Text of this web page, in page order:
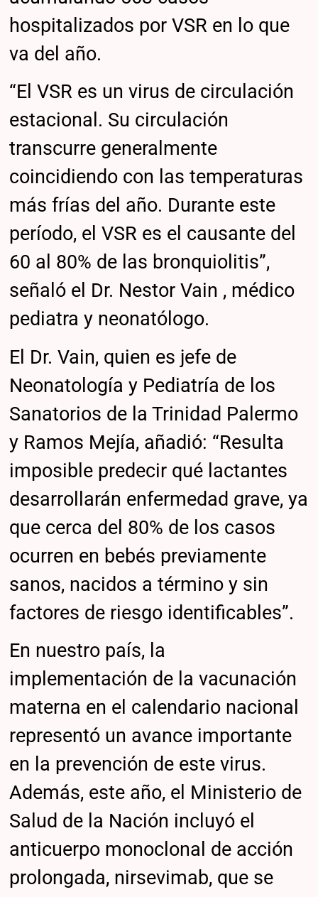
hospitalizados por VSR en lo que
va del año.
“El VSR es un virus de circulación
estacional. Su circulación
transcurre generalmente
coincidiendo con las temperaturas
más frías del año. Durante este
período, el VSR es el causante del
60 al 80% de las bronquiolitis”,
señaló el Dr. Nestor Vain , médico
pediatra y neonatólogo.
El Dr. Vain, quien es jefe de
Neonatología y Pediatría de los
Sanatorios de la Trinidad Palermo
y Ramos Mejía, añadió: “Resulta
imposible predecir qué lactantes
desarrollarán enfermedad grave, ya
que cerca del 80% de los casos
ocurren en bebés previamente
sanos, nacidos a término y sin
factores de riesgo identificables”.
En nuestro país, la
implementación de la vacunación
materna en el calendario nacional
representó un avance importante
en la prevención de este virus.
Además, este año, el Ministerio de
Salud de la Nación incluyó el
anticuerpo monoclonal de acción
prolongada, nirsevimab, que se